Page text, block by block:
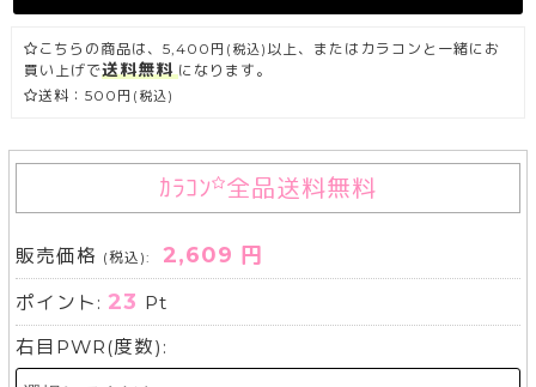
こちらの商品は、5,400円 (税込) 以上、またはカラコンと一緒にお
買い上げで送料無料 になります。
送料：500円 (税込)
ｶﾗｺﾝ 全品送料無料
販売価格 (税込): 2,609 円
ポイント: 23 Pt
右目PWR(度数):